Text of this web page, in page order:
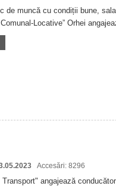
de muncă cu condiții bune,
Locative” Orhei
Accesări: 8296
Transport" angajează